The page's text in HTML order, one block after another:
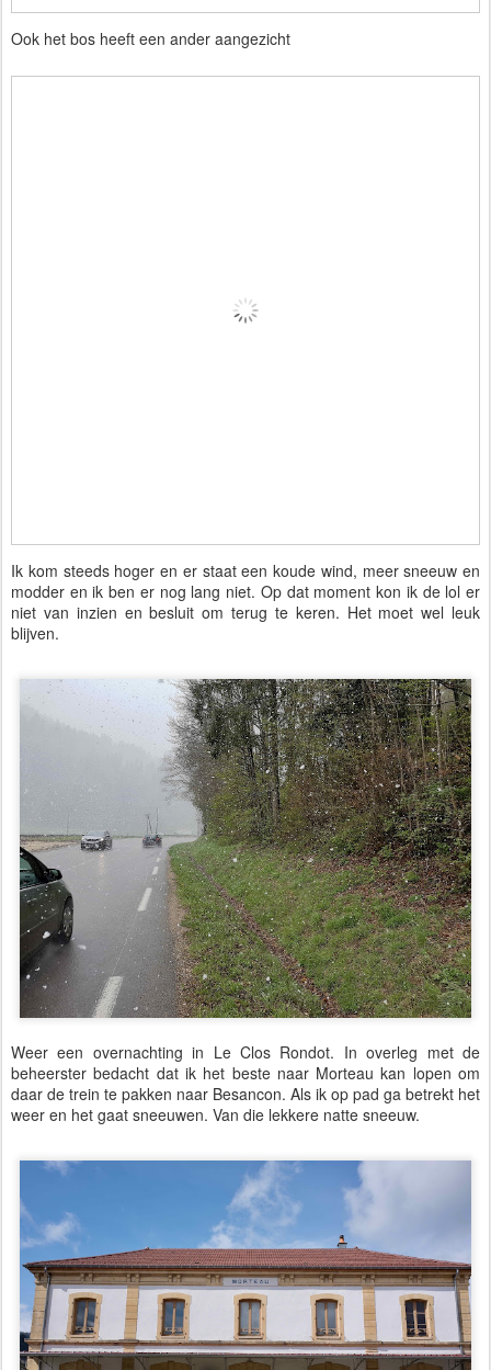
Ook het bos heeft een ander aangezicht
Ik kom steeds hoger en er staat een koude wind, meer sneeuw en
modder en ik ben er nog lang niet. Op dat moment kon ik de lol er
niet van inzien en besluit om terug te keren. Het moet wel leuk
blijven.
Weer een overnachting in Le Clos Rondot. In overleg met de
beheerster bedacht dat ik het beste naar Morteau kan lopen om
daar de trein te pakken naar Besancon. Als ik op pad ga betrekt het
weer en het gaat sneeuwen. Van die lekkere natte sneeuw.